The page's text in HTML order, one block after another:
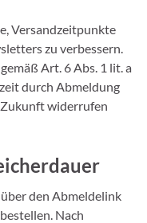
Versandzeitpunkte
zu verbessern.
Art. 6 Abs. 1 lit. a
durch Abmeldung
widerrufen
den Abmeldelink
Nach